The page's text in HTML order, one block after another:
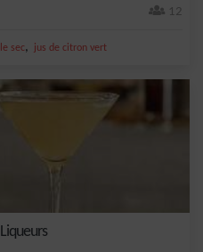
12
sec, jus de citron vert